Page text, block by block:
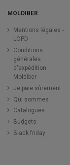
MOLDIBER
Mentions légales -
LOPD
Conditions
générales
d'expédition
Moldiber
Je paie sûrement
Qui sommes
Catalogues
Budgets
Black friday